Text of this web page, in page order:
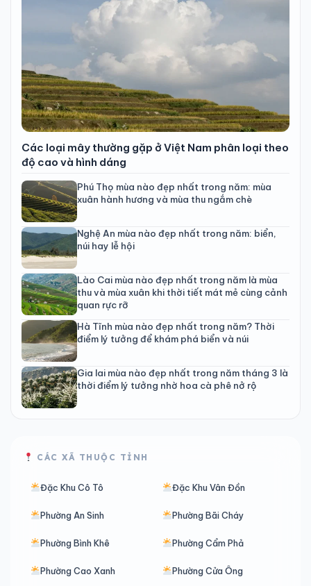
Các loại mây thường gặp ở Việt Nam phân loại theo
độ cao và hình dáng
Phú Thọ mùa nào đẹp nhất trong năm: mùa
xuân hành hương và mùa thu ngắm chè
Nghệ An mùa nào đẹp nhất trong năm: biển,
núi hay lễ hội
Lào Cai mùa nào đẹp nhất trong năm là mùa
thu và mùa xuân khi thời tiết mát mẻ cùng cảnh
quan rực rỡ
Hà Tĩnh mùa nào đẹp nhất trong năm? Thời
điểm lý tưởng để khám phá biển và núi
Gia lai mùa nào đẹp nhất trong năm tháng 3 là
thời điểm lý tưởng nhờ hoa cà phê nở rộ
CÁC XÃ THUỘC TỈNH
Đặc Khu Cô Tô Đặc Khu Vân Đồn
Phường An Sinh Phường Bãi Cháy
Phường Bình Khê Phường Cẩm Phả
Phường Cao Xanh Phường Cửa Ông